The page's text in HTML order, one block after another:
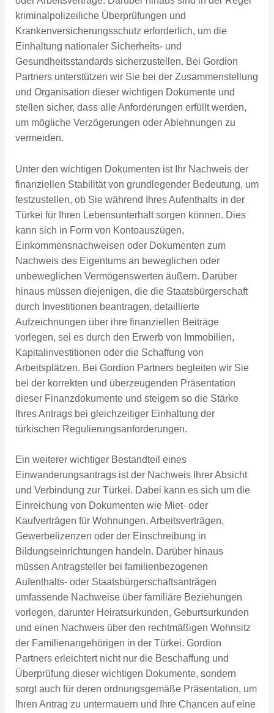
kriminalpolizeiliche Überprüfungen und
Krankenversicherungsschutz erforderlich, um die
Einhaltung nationaler Sicherheits- und
Gesundheitsstandards sicherzustellen. Bei Gordion
Partners unterstützen wir Sie bei der Zusammenstellung
und Organisation dieser wichtigen Dokumente und
stellen sicher, dass alle Anforderungen erfüllt werden,
um mögliche Verzögerungen oder Ablehnungen zu
vermeiden.
Unter den wichtigen Dokumenten ist Ihr Nachweis der
finanziellen Stabilität von grundlegender Bedeutung, um
festzustellen, ob Sie während Ihres Aufenthalts in der
Türkei für Ihren Lebensunterhalt sorgen können. Dies
kann sich in Form von Kontoauszügen,
Einkommensnachweisen oder Dokumenten zum
Nachweis des Eigentums an beweglichen oder
unbeweglichen Vermögenswerten äußern. Darüber
hinaus müssen diejenigen, die die Staatsbürgerschaft
durch Investitionen beantragen, detaillierte
Aufzeichnungen über ihre finanziellen Beiträge
vorlegen, sei es durch den Erwerb von Immobilien,
Kapitalinvestitionen oder die Schaffung von
Arbeitsplätzen. Bei Gordion Partners begleiten wir Sie
bei der korrekten und überzeugenden Präsentation
dieser Finanzdokumente und steigern so die Stärke
Ihres Antrags bei gleichzeitiger Einhaltung der
türkischen Regulierungsanforderungen.
Ein weiterer wichtiger Bestandteil eines
Einwanderungsantrags ist der Nachweis Ihrer Absicht
und Verbindung zur Türkei. Dabei kann es sich um die
Einreichung von Dokumenten wie Miet- oder
Kaufverträgen für Wohnungen, Arbeitsverträgen,
Gewerbelizenzen oder der Einschreibung in
Bildungseinrichtungen handeln. Darüber hinaus
müssen Antragsteller bei familienbezogenen
Aufenthalts- oder Staatsbürgerschaftsanträgen
umfassende Nachweise über familiäre Beziehungen
vorlegen, darunter Heiratsurkunden, Geburtsurkunden
und einen Nachweis über den rechtmäßigen Wohnsitz
der Familienangehörigen in der Türkei. Gordion
Partners erleichtert nicht nur die Beschaffung und
Überprüfung dieser wichtigen Dokumente, sondern
sorgt auch für deren ordnungsgemäße Präsentation, um
Ihren Antrag zu untermauern und Ihre Chancen auf eine